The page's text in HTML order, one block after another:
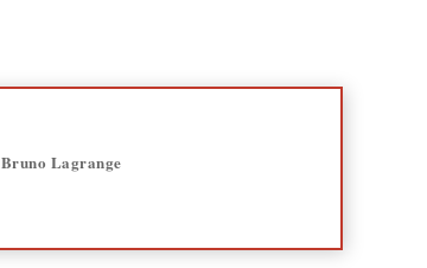
Bruno Lagrange